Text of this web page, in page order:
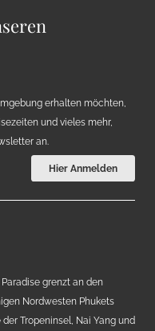
erhalten möchten,
und vieles mehr,
an.
Hier Anmelden
grenzt an den
Nordwesten Phukets
Tropeninsel, Nai Yang und